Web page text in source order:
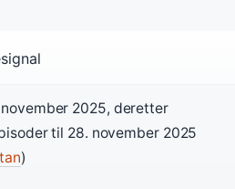
november 2025, deretter
til 28. november 2025
)